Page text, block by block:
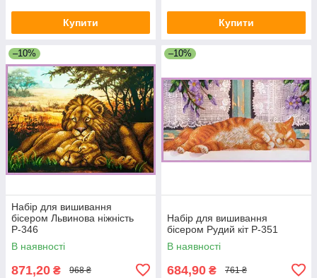
Купити Купити
–10%
Набір для вишивання
бісером Львинова ніжність
Р-346
В наявності
871,20 ₴ 968 ₴
–10%
Набір для вишивання
бісером Рудий кіт Р-351
В наявності
684,90 ₴ 761 ₴